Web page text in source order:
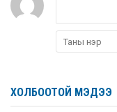
ХОЛБООТОЙ МЭДЭЭ